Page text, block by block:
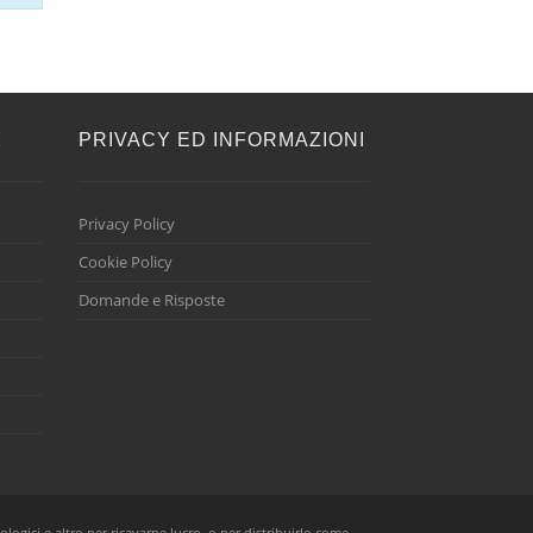
PRIVACY ED INFORMAZIONI
Privacy Policy
Cookie Policy
Domande e Risposte